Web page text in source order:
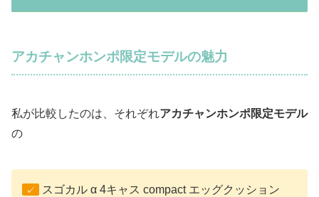
アカチャンホンポ限定モデルの魅力
私が比較したのは、それぞれアカチャンホンポ限定モデル
の
✓
スゴカル α 4キャス compact エッグクッション